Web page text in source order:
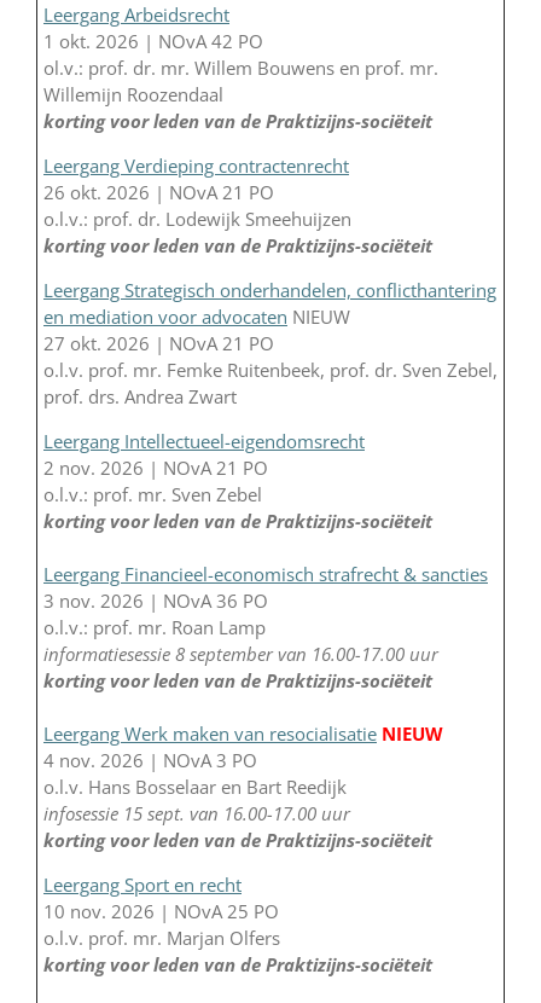
Leergang Arbeidsrecht
1 okt. 2026 | NOvA 42 PO
ol.v.: prof. dr. mr. Willem Bouwens en prof. mr.
Willemijn Roozendaal
korting voor leden van de Praktizijns-sociëteit
Leergang Verdieping contractenrecht
26 okt. 2026 | NOvA 21 PO
o.l.v.: prof. dr. Lodewijk Smeehuijzen
korting voor leden van de Praktizijns-sociëteit
Leergang Strategisch onderhandelen, conflicthantering
en mediation voor advocaten NIEUW
27 okt. 2026 | NOvA 21 PO
o.l.v. prof. mr. Femke Ruitenbeek, prof. dr. Sven Zebel,
prof. drs. Andrea Zwart
Leergang Intellectueel-eigendomsrecht
2 nov. 2026 | NOvA 21 PO
o.l.v.: prof. mr. Sven Zebel
korting voor leden van de Praktizijns-sociëteit
Leergang Financieel-economisch strafrecht & sancties
3 nov. 2026 | NOvA 36 PO
o.l.v.: prof. mr. Roan Lamp
informatiesessie 8 september van 16.00-17.00 uur
korting voor leden van de Praktizijns-sociëteit
Leergang Werk maken van resocialisatie NIEUW
4 nov. 2026 | NOvA 3 PO
o.l.v. Hans Bosselaar en Bart Reedijk
infosessie 15 sept. van 16.00-17.00 uur
korting voor leden van de Praktizijns-sociëteit
Leergang Sport en recht
10 nov. 2026 | NOvA 25 PO
o.l.v. prof. mr. Marjan Olfers
korting voor leden van de Praktizijns-sociëteit